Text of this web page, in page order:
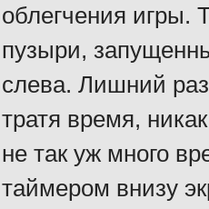
облегчения игры.
пузыри,
слева. Лишний
тратя время,
не так уж много
таймером внизу